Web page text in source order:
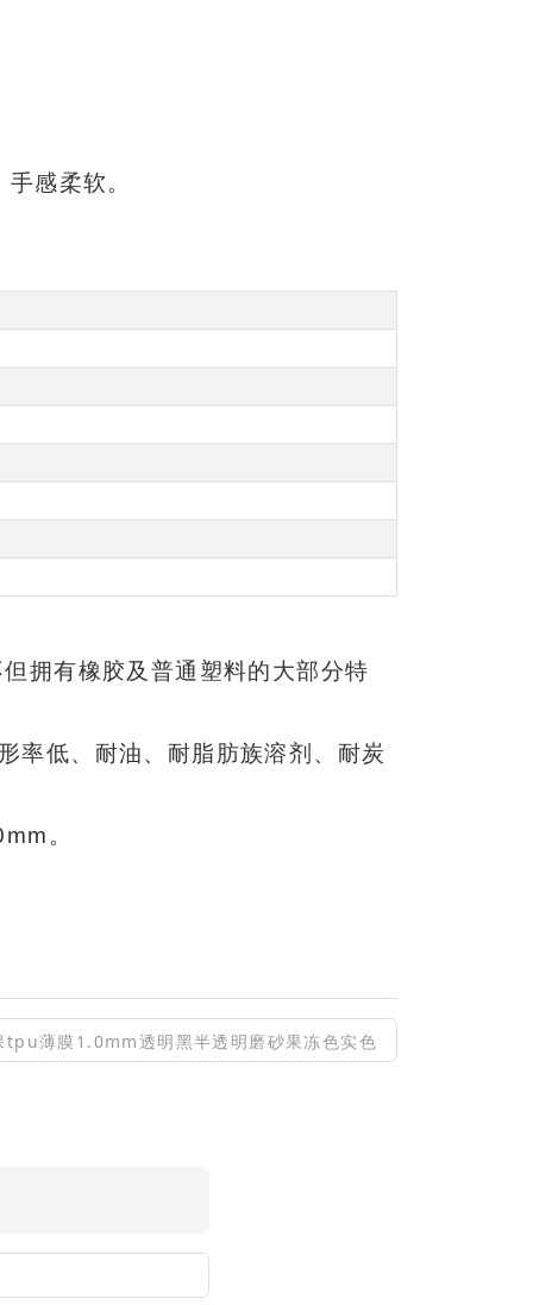
感柔软。
拥有橡胶及普通塑料的大部分特
率低、耐油、耐脂肪族溶剂、耐炭
。
tpu薄膜1.0mm透明黑半透明磨砂果冻色实色